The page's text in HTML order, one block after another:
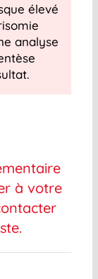
élevé
analyse
à votre